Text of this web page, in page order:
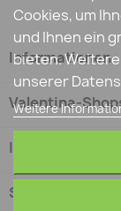
Informationen
Valentina-
Ihr Konto
Shop-
Cookies, um
und Ihnen ein
bieten.
unserer
Weitere